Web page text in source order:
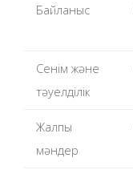
Байланыс
Сенім және
тәуелділік
Жалпы
мәндер